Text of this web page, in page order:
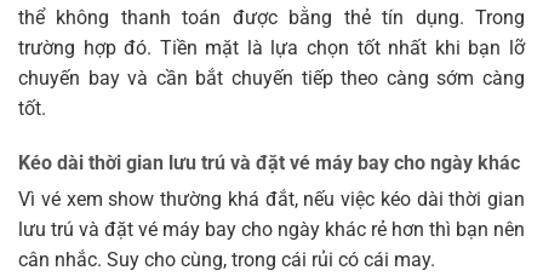
thể không thanh toán được bằng thẻ tín dụng. Trong
trường hợp đó. Tiền mặt là lựa chọn tốt nhất khi bạn lỡ
chuyến bay và cần bắt chuyến tiếp theo càng sớm càng
tốt.
Kéo dài thời gian lưu trú và đặt vé máy bay cho ngày khác
Vì vé xem show thường khá đắt, nếu việc kéo dài thời gian
lưu trú và đặt vé máy bay cho ngày khác rẻ hơn thì bạn nên
cân nhắc. Suy cho cùng, trong cái rủi có cái may.